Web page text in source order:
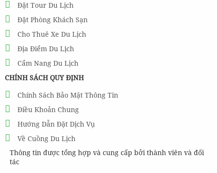
Đặt Tour Du Lịch
Đặt Phòng Khách Sạn
Cho Thuê Xe Du Lịch
Địa Điểm Du Lịch
Cẩm Nang Du Lịch
CHÍNH SÁCH QUY ĐỊNH
Chính Sách Bảo Mật Thông Tin
Điều Khoản Chung
Hướng Dẫn Đặt Dịch Vụ
Về Cuồng Du Lịch
Thông tin được tổng hợp và cung cấp bởi thành viên và đối
tác